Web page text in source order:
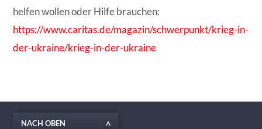
helfen wollen oder Hilfe brauchen:
https://www.caritas.de/magazin/schwerpunkt/krieg-in-
der-ukraine/krieg-in-der-ukraine
NACH OBEN